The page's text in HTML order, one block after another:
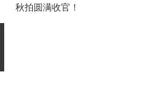
秋拍圆满收官！